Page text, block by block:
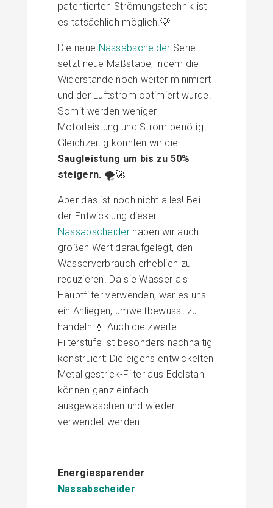
patentierten Strömungstechnik ist
es tatsächlich möglich.💡
Die neue Nassabscheider Serie
setzt neue Maßstäbe, indem die
Widerstände noch weiter minimiert
und der Luftstrom optimiert wurde.
Somit werden weniger
Motorleistung und Strom benötigt.
Gleichzeitig konnten wir die
Saugleistung um bis zu 50%
steigern. 🌪️🚀
Aber das ist noch nicht alles! Bei
der Entwicklung dieser
Nassabscheider haben wir auch
großen Wert daraufgelegt, den
Wasserverbrauch erheblich zu
reduzieren. Da sie Wasser als
Hauptfilter verwenden, war es uns
ein Anliegen, umweltbewusst zu
handeln.💧 Auch die zweite
Filterstufe ist besonders nachhaltig
konstruiert: Die eigens entwickelten
Metallgestrick-Filter aus Edelstahl
können ganz einfach
ausgewaschen und wieder
verwendet werden.
Energiesparender
Nassabscheider